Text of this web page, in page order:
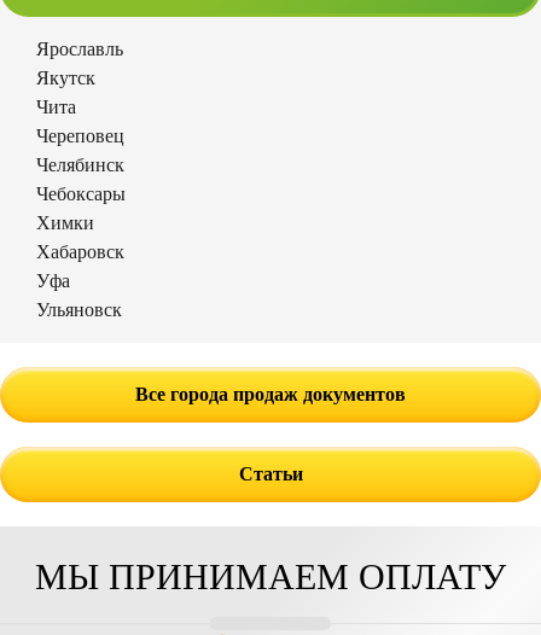
Ярославль
Якутск
Чита
Череповец
Челябинск
Чебоксары
Химки
Хабаровск
Уфа
Ульяновск
Все города продаж документов
Статьи
МЫ ПРИНИМАЕМ ОПЛАТУ